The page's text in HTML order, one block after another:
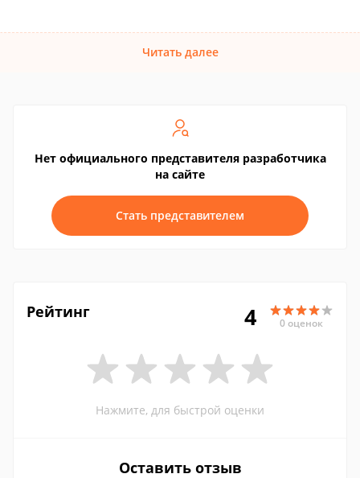
Читать далее
Нет официального представителя разработчика
на сайте
Стать представителем
Рейтинг 4 0 оценок
Нажмите, для быстрой оценки
Оставить отзыв